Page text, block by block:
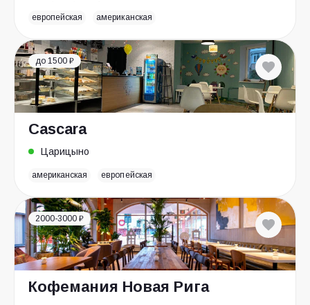
европейская американская
до 1500 ₽
Cascara
Царицыно
американская европейская
2000-3000 ₽
Кофемания Новая Рига